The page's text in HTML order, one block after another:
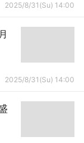
2025/8/31(Su) 14:00
2025/8/31(Su) 14:00